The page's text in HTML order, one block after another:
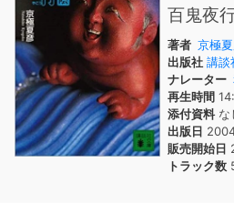
百鬼夜
著者 京極
出版社 講談
ナレーター
再生時間
添付資料な
出版日
販売開始日
トラック数